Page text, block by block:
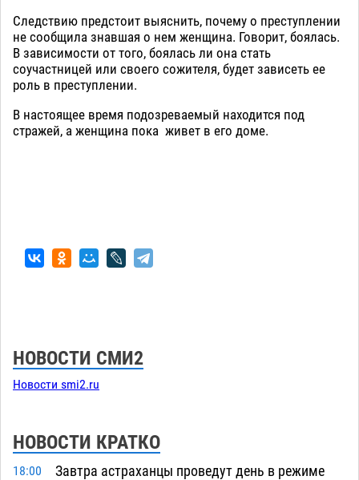
Следствию предстоит выяснить, почему о преступлении
не сообщила знавшая о нем женщина. Говорит, боялась.
В зависимости от того, боялась ли она стать
соучастницей или своего сожителя, будет зависеть ее
роль в преступлении.
В настоящее время подозреваемый находится под
стражей, а женщина пока живет в его доме.
НОВОСТИ СМИ2
Новости smi2.ru
НОВОСТИ КРАТКО
18:00
Завтра астраханцы проведут день в режиме